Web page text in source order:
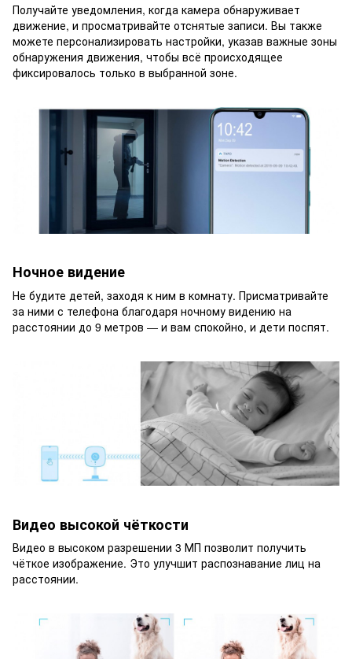
Получайте уведомления, когда камера обнаруживает
движение, и просматривайте отснятые записи. Вы также
можете персонализировать настройки, указав важные зоны
обнаружения движения, чтобы всё происходящее
фиксировалось только в выбранной зоне.
Ночное видение
Не будите детей, заходя к ним в комнату. Присматривайте
за ними с телефона благодаря ночному видению на
расстоянии до 9 метров — и вам спокойно, и дети поспят.
Видео высокой чёткости
Видео в высоком разрешении 3 МП позволит получить
чёткое изображение. Это улучшит распознавание лиц на
расстоянии.